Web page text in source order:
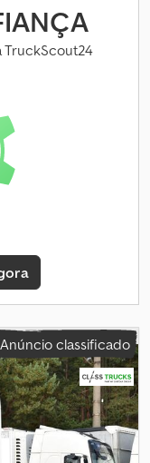
automático
, classe de
de cilindros:6
esquerdo,
3. Grande
12 V, 230 Ah, 2
D2676 LFAY,
Nm, Euro 6e.
Plus, sem
de emergência
– ACC.
Banco do
com
estrutura de ripas.
de água
técnicas
2 – requisito
ajustável em
70 R22.5. Pneus
roda JOST JSK 37
Capacidade do
alumínio.
Anúncio classificado